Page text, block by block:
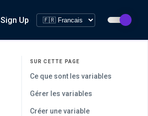
Sign Up
SUR CETTE PAGE
Ce que sont les variables
Gérer les variables
Créer une variable